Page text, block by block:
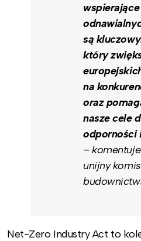
są
który
na
oraz
nasze cele
odporności
–
unijny
Net-Zero Industry Act to